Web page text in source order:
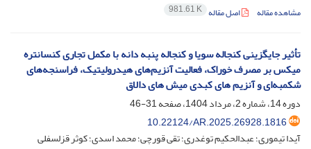
مشاهده مقاله اصل مقاله 981.61 K
تأثیر جایگزینی کنجاله سویا و کنجاله پنبه دانه با مکمل تجاری کنسانتره
میکس بر مصرف خوراک، فعالیت آنزیم‌های هیدرولیتیک، فراسنجه‌های
شکمبه‌ای و آنزیم های کبدی میش‏ های دالاق
دوره 14، شماره 2، مرداد 1404، صفحه
31-46
10.22124/AR.2025.26928.1816
آیدا تیموری؛ عبدالحکیم توغدری؛ تقی قورچی؛ محمد اسدی؛ کوثر قزلسفلی